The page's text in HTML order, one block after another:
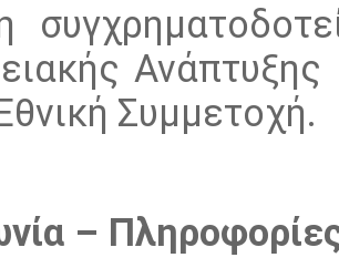
Συμμετοχή.
–